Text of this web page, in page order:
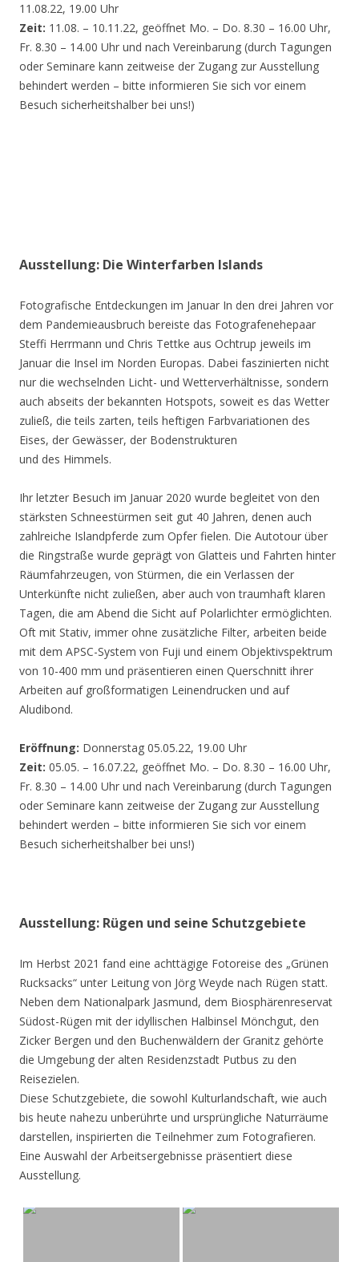
11.08.22, 19.00 Uhr
Zeit: 11.08. – 10.11.22, geöffnet Mo. – Do. 8.30 – 16.00 Uhr,
Fr. 8.30 – 14.00 Uhr und nach Vereinbarung (durch Tagungen
oder Seminare kann zeitweise der Zugang zur Ausstellung
behindert werden – bitte informieren Sie sich vor einem
Besuch sicherheitshalber bei uns!)
Ausstellung: Die Winterfarben Islands
Fotografische Entdeckungen im Januar In den drei Jahren vor
dem Pandemieausbruch bereiste das Fotografenehepaar
Steffi Herrmann und Chris Tettke aus Ochtrup jeweils im
Januar die Insel im Norden Europas. Dabei faszinierten nicht
nur die wechselnden Licht- und Wetterverhältnisse, sondern
auch abseits der bekannten Hotspots, soweit es das Wetter
zuließ, die teils zarten, teils heftigen Farbvariationen des
Eises, der Gewässer, der Bodenstrukturen
und des Himmels.
Ihr letzter Besuch im Januar 2020 wurde begleitet von den
stärksten Schneestürmen seit gut 40 Jahren, denen auch
zahlreiche Islandpferde zum Opfer fielen. Die Autotour über
die Ringstraße wurde geprägt von Glatteis und Fahrten hinter
Räumfahrzeugen, von Stürmen, die ein Verlassen der
Unterkünfte nicht zuließen, aber auch von traumhaft klaren
Tagen, die am Abend die Sicht auf Polarlichter ermöglichten.
Oft mit Stativ, immer ohne zusätzliche Filter, arbeiten beide
mit dem APSC-System von Fuji und einem Objektivspektrum
von 10-400 mm und präsentieren einen Querschnitt ihrer
Arbeiten auf großformatigen Leinendrucken und auf
Aludibond.
Eröffnung: Donnerstag 05.05.22, 19.00 Uhr
Zeit: 05.05. – 16.07.22, geöffnet Mo. – Do. 8.30 – 16.00 Uhr,
Fr. 8.30 – 14.00 Uhr und nach Vereinbarung (durch Tagungen
oder Seminare kann zeitweise der Zugang zur Ausstellung
behindert werden – bitte informieren Sie sich vor einem
Besuch sicherheitshalber bei uns!)
Ausstellung: Rügen und seine Schutzgebiete
Im Herbst 2021 fand eine achttägige Fotoreise des „Grünen
Rucksacks“ unter Leitung von Jörg Weyde nach Rügen statt.
Neben dem Nationalpark Jasmund, dem Biosphärenreservat
Südost-Rügen mit der idyllischen Halbinsel Mönchgut, den
Zicker Bergen und den Buchenwäldern der Granitz gehörte
die Umgebung der alten Residenzstadt Putbus zu den
Reisezielen.
Diese Schutzgebiete, die sowohl Kulturlandschaft, wie auch
bis heute nahezu unberührte und ursprüngliche Naturräume
darstellen, inspirierten die Teilnehmer zum Fotografieren.
Eine Auswahl der Arbeitsergebnisse präsentiert diese
Ausstellung.